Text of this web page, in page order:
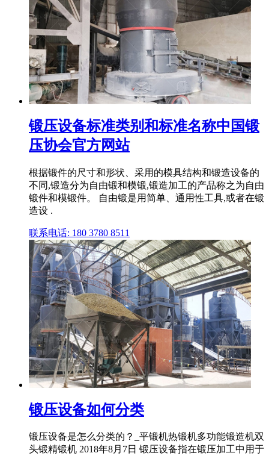
锻压设备标准类别和标准名称中国锻
压协会官方网站
根据锻件的尺寸和形状、采用的模具结构和锻造设备的
不同,锻造分为自由锻和模锻,锻造加工的产品称之为自由
锻件和模锻件。 自由锻是用简单、通用性工具,或者在锻
造设 .
联系电话: 180 3780 8511
锻压设备如何分类
锻压设备是怎么分类的？_平锻机热锻机多功能锻造机双
头锻精锻机 2018年8月7日 锻压设备指在锻压加工中用于